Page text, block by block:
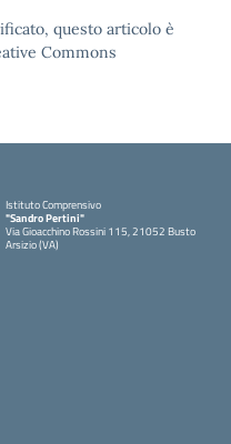
questo articolo è
Commons
Istituto Comprensivo
"Sandro Pertini"
Via Gioacchino Rossini 115, 21052 Busto
Arsizio (VA)